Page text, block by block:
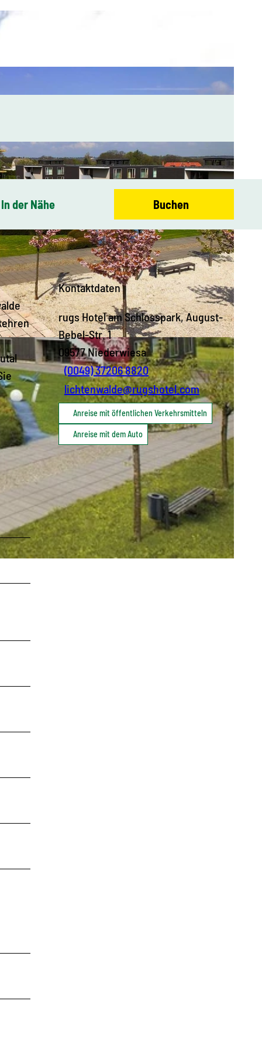
In der Nähe Buchen
Kontaktdaten
rugs Hotel am Schlosspark, August-
Bebel-Str. 1
09577Niederwiesa
(0049) 37206 8820
lichtenwalde@rugshotel.com
Anreise mit öffentlichen Verkehrsmitteln
Anreise mit dem Auto